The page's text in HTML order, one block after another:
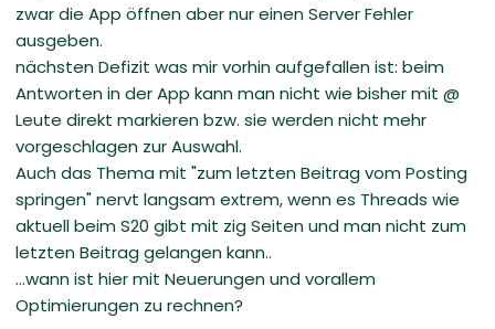
zwar die App öffnen aber nur einen Server Fehler
ausgeben.
nächsten Defizit was mir vorhin aufgefallen ist: beim
Antworten in der App kann man nicht wie bisher mit @
Leute direkt markieren bzw. sie werden nicht mehr
vorgeschlagen zur Auswahl.
Auch das Thema mit "zum letzten Beitrag vom Posting
springen" nervt langsam extrem, wenn es Threads wie
aktuell beim S20 gibt mit zig Seiten und man nicht zum
letzten Beitrag gelangen kann..
...wann ist hier mit Neuerungen und vorallem
Optimierungen zu rechnen?